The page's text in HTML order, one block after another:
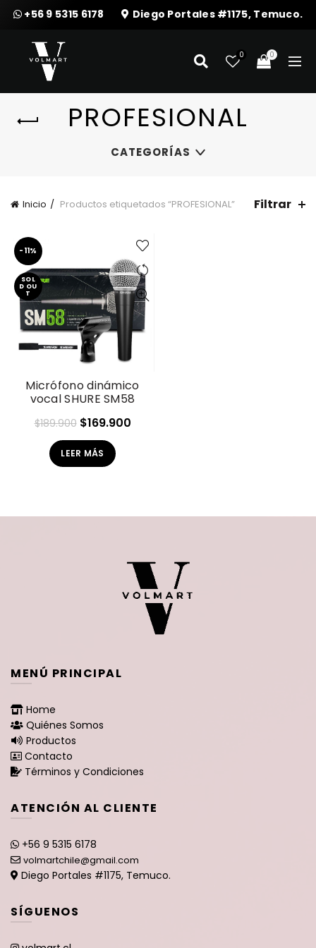
+56 9 5315 6178 Diego Portales #1175, Temuco.
0 0
PROFESIONAL
CATEGORÍAS
Inicio Productos etiquetados “PROFESIONAL” Filtrar
-11%
SOL
D OU
T
Micrófono dinámico
vocal SHURE SM58
$189.900 El
precio
original
$169.900El
LEER MÁS
MENÚ PRINCIPAL
Home
Quiénes Somos
Productos
Contacto
Términos y Condiciones
ATENCIÓN AL CLIENTE
+56 9 5315 6178
volmartchile@gmail.com
Diego Portales #1175, Temuco.
SÍGUENOS